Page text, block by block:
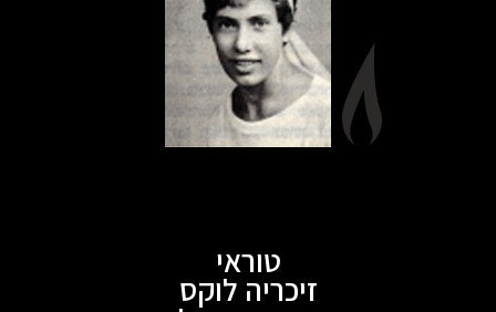
טוראי
זיכריה לוקס